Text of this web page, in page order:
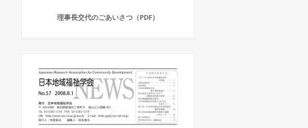
理事長交代のごあいさつ（PDF）